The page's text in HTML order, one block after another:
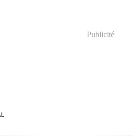
Publicité